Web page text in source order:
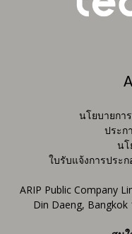
นโยบายกา
ประก
นโ
ใบรับแจ้งการประ
ARIP Public Company
Din Daeng, Bangkok